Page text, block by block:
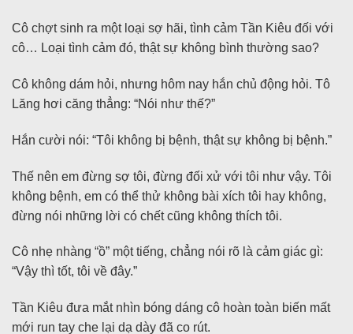
Cô chợt sinh ra một loại sợ hãi, tình cảm Tần Kiêu đối với
cô… Loại tình cảm đó, thật sự không bình thường sao?
Cô không dám hỏi, nhưng hôm nay hắn chủ động hỏi. Tô
Lăng hơi căng thẳng: “Nói như thế?”
Hắn cười nói: “Tôi không bị bệnh, thật sự không bị bệnh.”
Thế nên em đừng sợ tôi, đừng đối xử với tôi như vậy. Tôi
không bệnh, em có thể thử không bài xích tôi hay không,
đừng nói những lời có chết cũng không thích tôi.
Cô nhẹ nhàng “ồ” một tiếng, chẳng nói rõ là cảm giác gì:
“Vậy thì tốt, tôi về đây.”
Tần Kiêu đưa mắt nhìn bóng dáng cô hoàn toàn biến mất
mới run tay che lại dạ dày đã co rút.